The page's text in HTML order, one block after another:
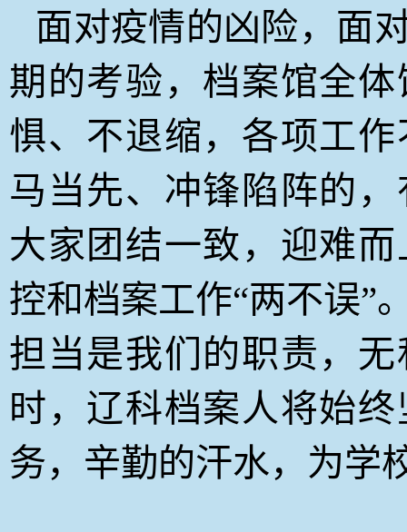
面对疫情的凶险，面
期的考验，档案馆全
惧、不退缩，各项工
马当先、冲锋陷阵的
大家团结一致，迎难
控和档案工作“两不误”
担当是我们的职责，
时，辽科档案人将始
务，辛勤的汗水，为学